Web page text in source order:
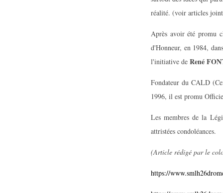
réalité. (voir articles
Après avoir été promu
d'Honneur, en 1984,
l'initiative de René
Fondateur du CALD
1996, il est promu
Les membres de la
attristées condoléances.
(Article rédigé par le
https://